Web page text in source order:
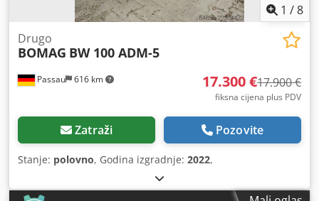
1 /8
Passau 616 km
Drugo
BOMAG BW 100 ADM-5
17.300 €17.900 €
fiksna cijena plus PDV
Zatraži Pozovite
Stanje: polovno, Godina izgradnje: 2022,